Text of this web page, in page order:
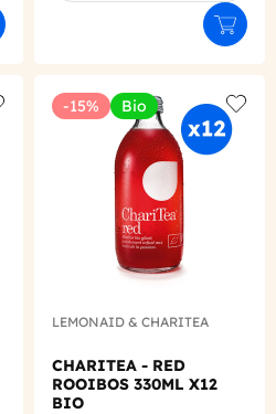
au panier
Déclinaison du produit
to wishlist
-15% Bio
Add
LEMONAID & CHARITEA
CHARITEA - RED
ROOIBOS 330ML X12
BIO